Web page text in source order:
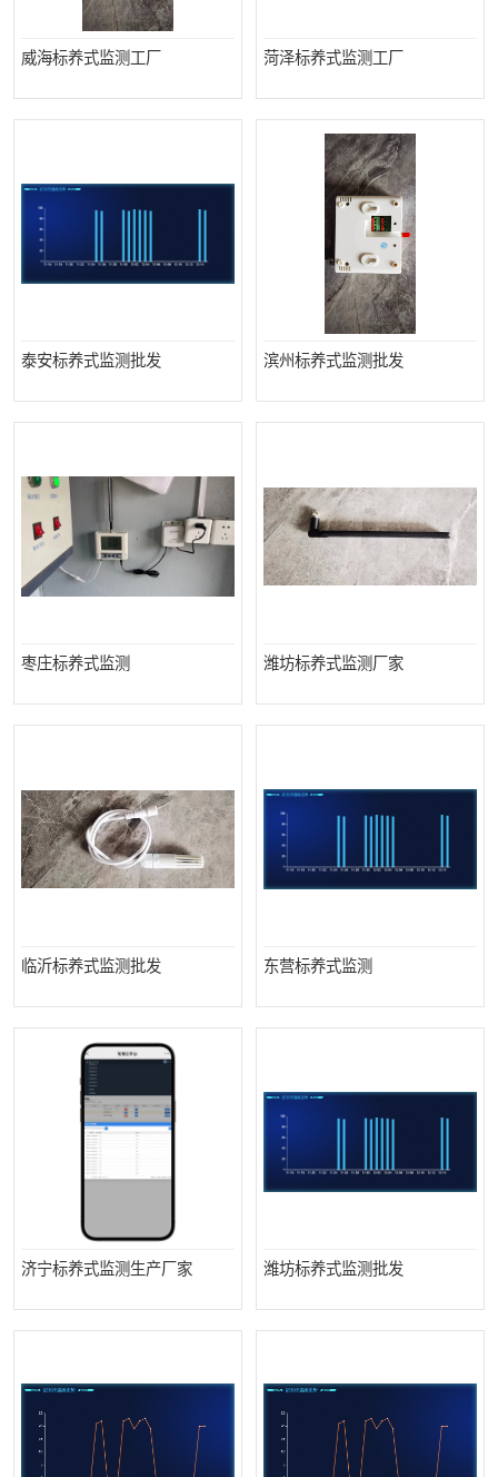
威海标养式监测工厂 菏泽标养式监测工厂
泰安标养式监测批发 滨州标养式监测批发
枣庄标养式监测 潍坊标养式监测厂家
临沂标养式监测批发 东营标养式监测
济宁标养式监测生产厂家 潍坊标养式监测批发